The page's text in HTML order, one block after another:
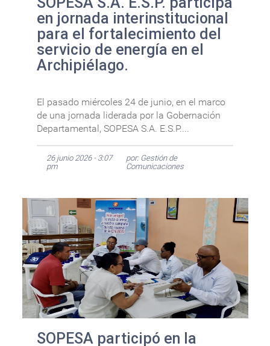
en jornada interinstitucional
para el fortalecimiento del
servicio de energía en el
Archipiélago.
El pasado miércoles 24 de junio, en el marco
de una jornada liderada por la Gobernación
Departamental, SOPESA S.A. E.S.P....
26 junio 2026 - 3:07
pm
por: Gestión de
Comunicaciones
SOPESA participó en la